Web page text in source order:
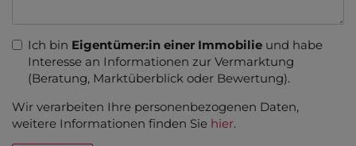
Ich bin Eigentümer:in einer Immobilie und habe
Interesse an Informationen zur Vermarktung
(Beratung, Marktüberblick oder Bewertung).
Wir verarbeiten Ihre personenbezogenen Daten,
weitere Informationen finden Sie hier.